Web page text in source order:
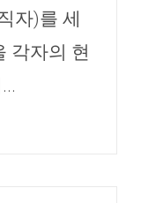
자)를 세
각자의 현